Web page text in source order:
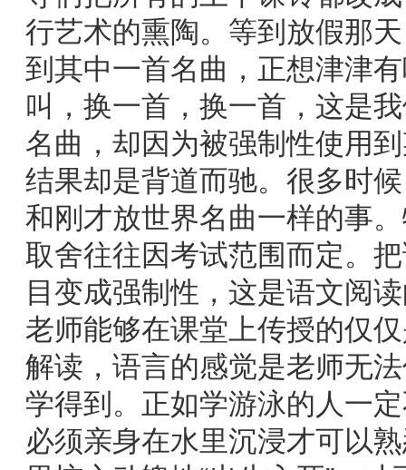
行艺术的熏陶。等到放假那
到其中一首名曲，正想津津
叫，换一首，换一首，这是
名曲，却因为被强制性使用
结果却是背道而驰。很多时
和刚才放世界名曲一样的事
取舍往往因考试范围而定。
目变成强制性，这是语文阅
老师能够在课堂上传授的仅
解读，语言的感觉是老师无
学得到。正如学游泳的人一
必须亲身在水里沉浸才可以